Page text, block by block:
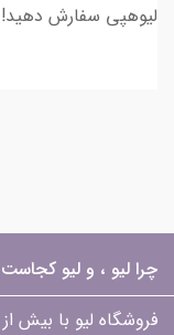
لیوهپی سفارش دهید!
چرا لیو ، و لیو کجاست